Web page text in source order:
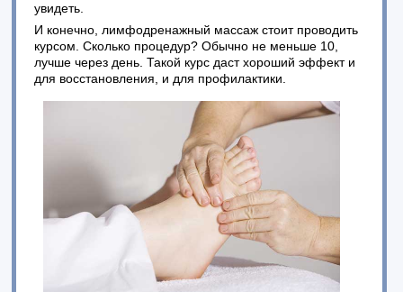
увидеть.
И конечно, лимфодренажный массаж стоит проводить
курсом. Сколько процедур? Обычно не меньше 10,
лучше через день. Такой курс даст хороший эффект и
для восстановления, и для профилактики.